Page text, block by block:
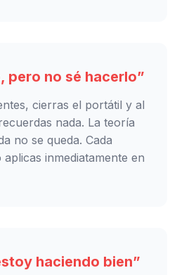
pero no sé hacerlo”
cierras el portátil y al
nada. La teoría
no se queda. Cada
inmediatamente en
haciendo bien”